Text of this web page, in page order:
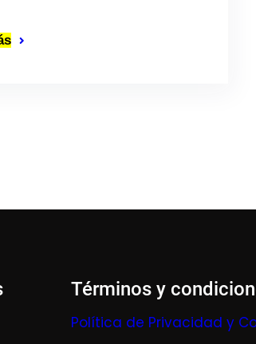
Términos y
Política de Privacidad y